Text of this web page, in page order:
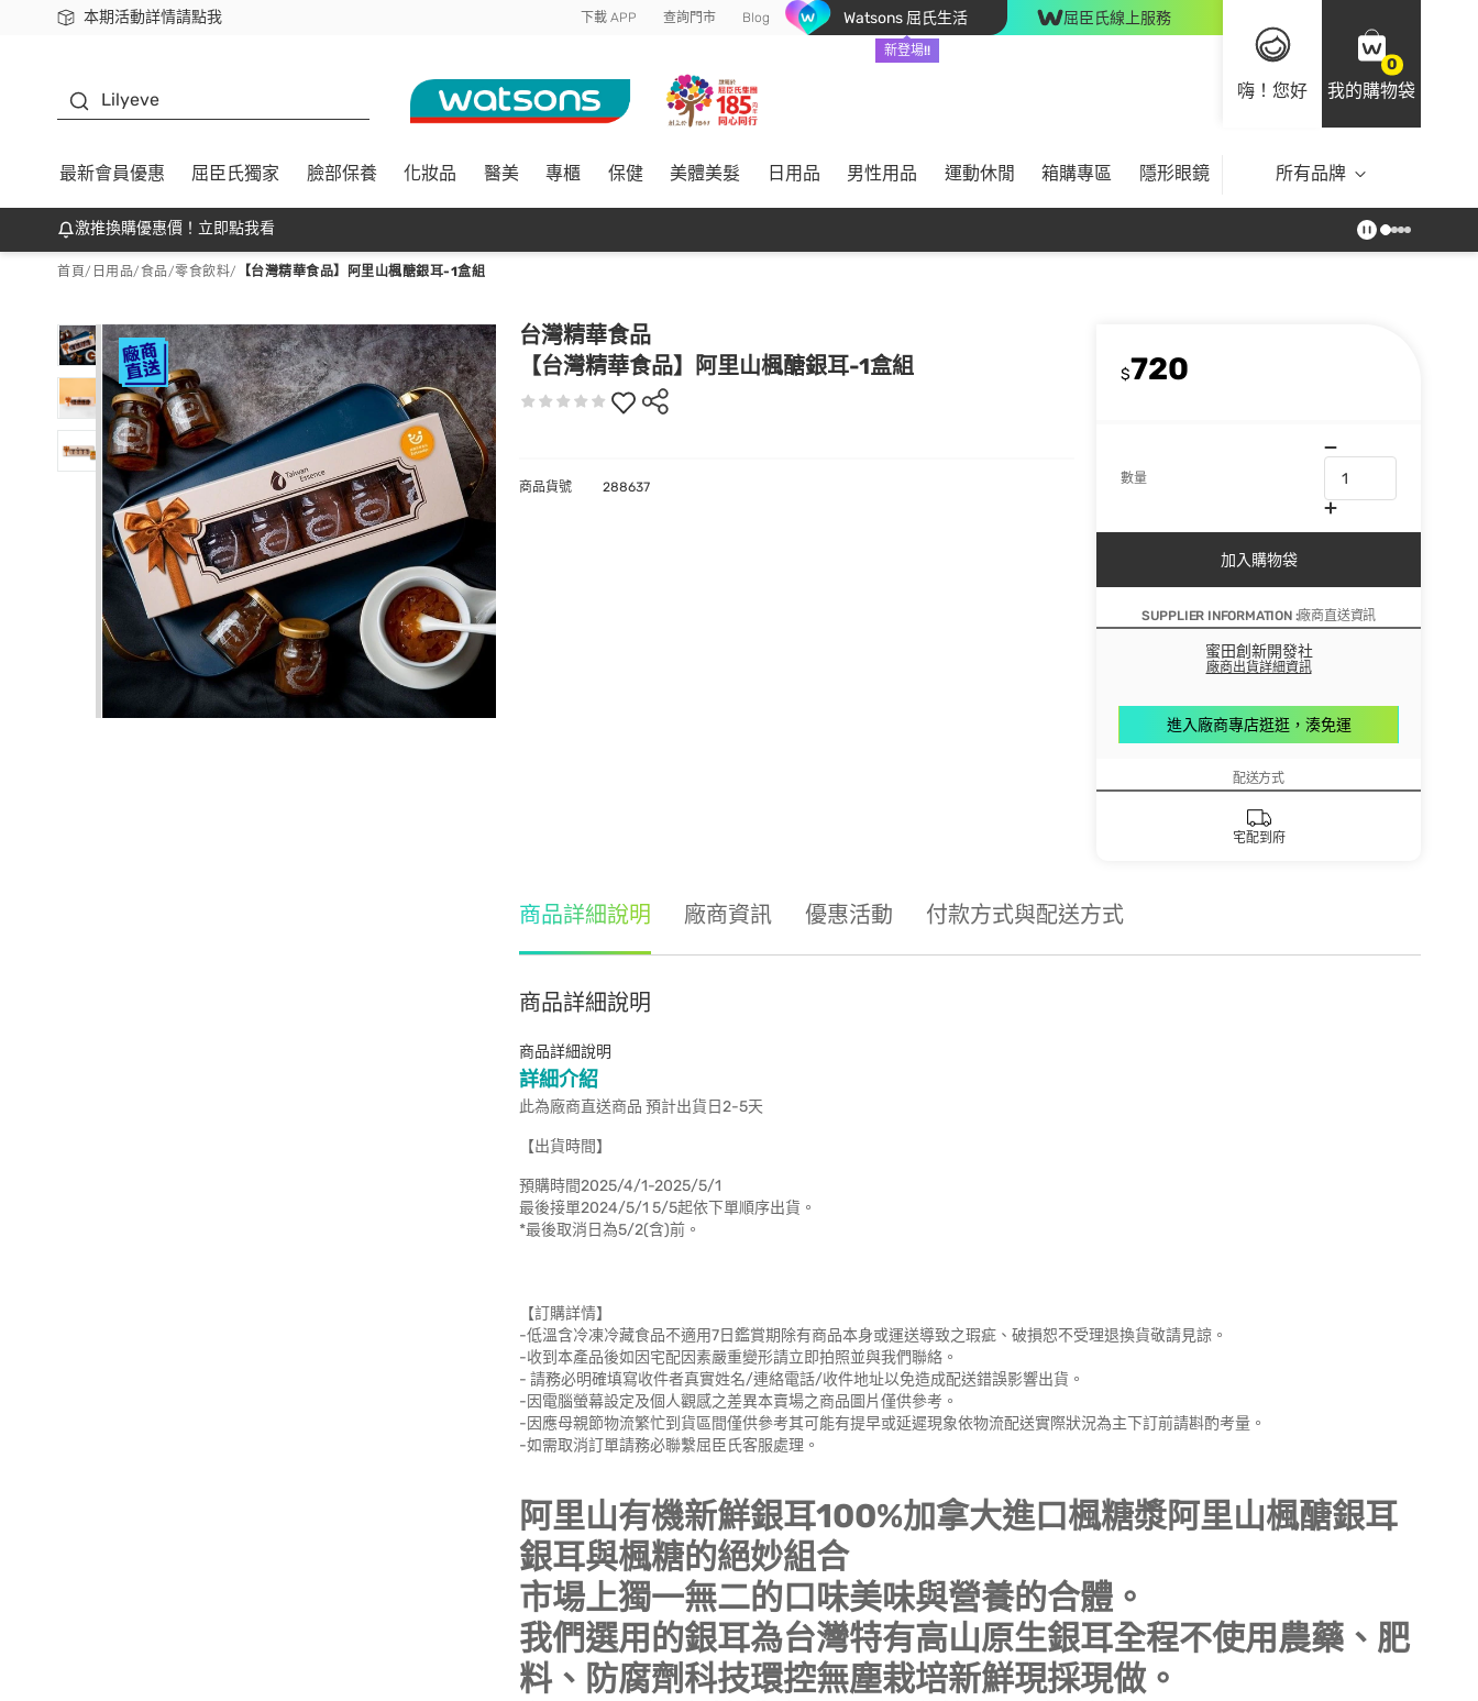
本期活動詳情請點我
下載app最高回饋$350 下載 APP 查詢門市 Blog Watsons 屈氏生活
新登場!!
屈臣氏線上服務
嗨！您好
0
我的購物袋
Lilyeve
最新會員優惠 屈臣氏獨家 臉部保養 化妝品 醫美 專櫃 保健 美體美髮 日用品 男性用品 運動休閒 箱購專區 隱形眼鏡 所有品牌
激推換購優惠價！立即點我看
首頁/ 日用品/食品/零食飲料/ 【台灣精華食品】阿里山楓醣銀耳-1盒組
台灣精華食品
【台灣精華食品】阿里山楓醣銀耳-1盒組
$720
數量
加入購物袋
SUPPLIER INFORMATION :廠商直送資訊
蜜田創新開發社
廠商出貨詳細資訊
進入廠商專店逛逛，湊免運
配送方式
宅配到府
商品貨號 288637
商品詳細說明 廠商資訊 優惠活動 付款方式與配送方式
商品詳細說明
商品詳細說明
詳細介紹
此為廠商直送商品 預計出貨日2-5天
【出貨時間】
預購時間2025/4/1-2025/5/1
最後接單2024/5/1 5/5起依下單順序出貨。
*最後取消日為5/2(含)前。
【訂購詳情】
-低溫含冷凍冷藏食品不適用7日鑑賞期除有商品本身或運送導致之瑕疵、破損恕不受理退換貨敬請見諒。
-收到本產品後如因宅配因素嚴重變形請立即拍照並與我們聯絡。
- 請務必明確填寫收件者真實姓名/連絡電話/收件地址以免造成配送錯誤影響出貨。
-因電腦螢幕設定及個人觀感之差異本賣場之商品圖片僅供參考。
-因應母親節物流繁忙到貨區間僅供參考其可能有提早或延遲現象依物流配送實際狀況為主下訂前請斟酌考量。
-如需取消訂單請務必聯繫屈臣氏客服處理。
阿里山有機新鮮銀耳100%加拿大進口楓糖漿阿里山楓醣銀耳
銀耳與楓糖的絕妙組合
市場上獨一無二的口味美味與營養的合體。
我們選用的銀耳為台灣特有高山原生銀耳全程不使用農藥、肥
料、防腐劑科技環控無塵栽培新鮮現採現做。